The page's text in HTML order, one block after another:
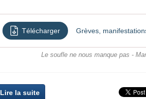
Télécharger
Le soufle ne nous manque pas -
Lire la suite